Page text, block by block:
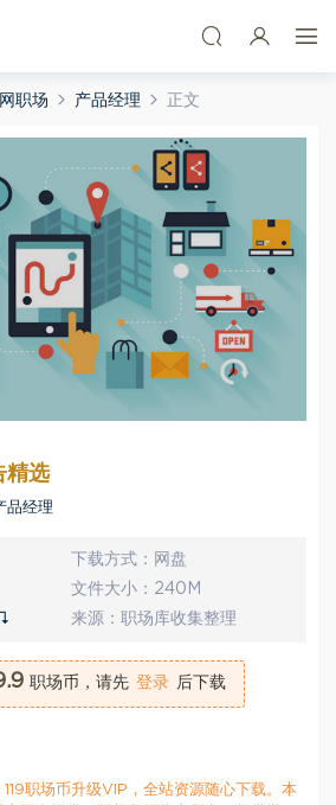
职场 产品经理 正文
精选
品经理
下载方式： 网盘
文件大小： 240M
来源： 职场库收集整理
职场币，请先 登录 后下载
职场币升级VIP，全站资源随心下载。本